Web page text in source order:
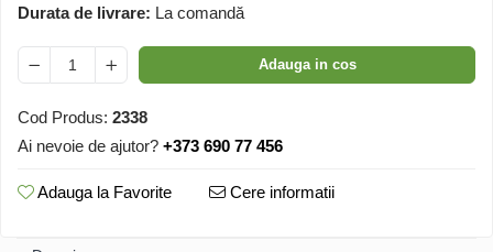
Durata de livrare: La comandă
Adauga in cos
Cod Produs: 2338
Ai nevoie de ajutor? +373 690 77 456
Adauga la Favorite Cere informatii